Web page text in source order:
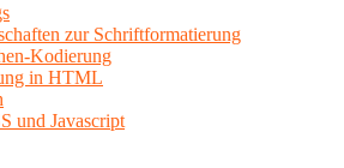
zur Schriftformatierung
Kodierung
in HTML
und Javascript